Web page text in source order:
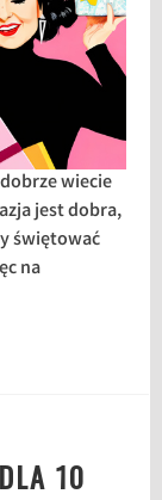
wiecie
jest dobra,
świętować
na
10